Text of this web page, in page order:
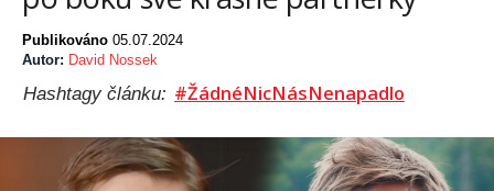
Publikováno 05.07.2024
Autor: David Nossek
Hashtagy článku: #ŽádnéNicNásNenapadlo